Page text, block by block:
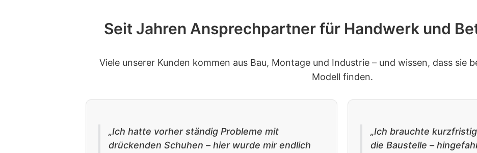
Seit Jahren Ansprechpartner für Handwerk und
Viele unserer Kunden kommen aus Bau, Montage und Industrie – und wissen, dass sie
Modell finden.
„Ich hatte vorher ständig Probleme mit
drückenden Schuhen – hier wurde mir endlich
„Ich brauchte
die Baustelle –